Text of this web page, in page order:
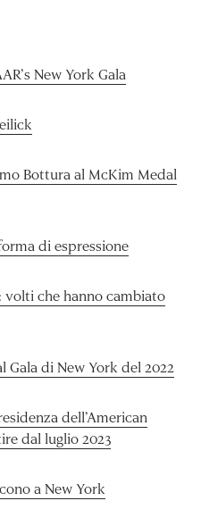
New York Gala
Bottura al McKim Medal
di espressione
volti che hanno cambiato
Gala di New York del 2022
dell’American
dal luglio 2023
a New York